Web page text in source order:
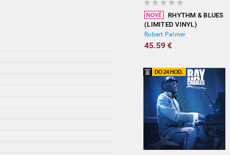
RHYTHM & BLUES
(LIMITED VINYL)
Robert Palmer
45.59 €